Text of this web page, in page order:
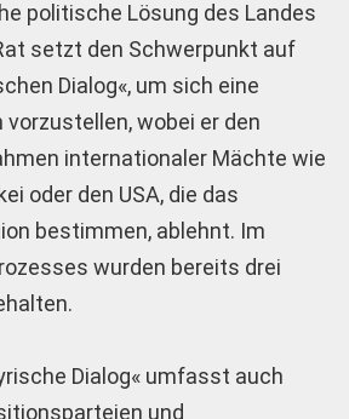
politische Lösung des Landes
setzt den Schwerpunkt auf
Dialog«, um sich eine
wobei er den
internationaler Mächte wie
oder den USA, die das
bestimmen, ablehnt. Im
wurden bereits drei
Dialog« umfasst auch
und